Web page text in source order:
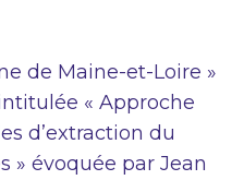
de Maine-et-Loire »
« Approche
d’extraction du
» évoquée par Jean